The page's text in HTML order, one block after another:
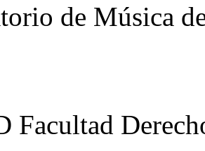
de Música
Facultad